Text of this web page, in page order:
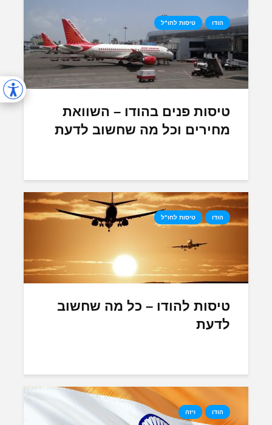
הודו טיסות לחו"ל
טיסות פנים בהודו – השוואת
מחירים וכל מה שחשוב לדעת
הודו טיסות לחו"ל
טיסות להודו – כל מה שחשוב
לדעת
הודו ויזה